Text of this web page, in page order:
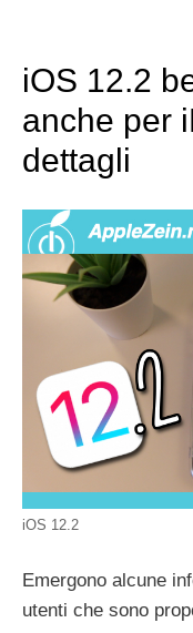
iOS 12.2
anche per
dettagli
iOS 12.2
Emergono alcune
utenti che sono